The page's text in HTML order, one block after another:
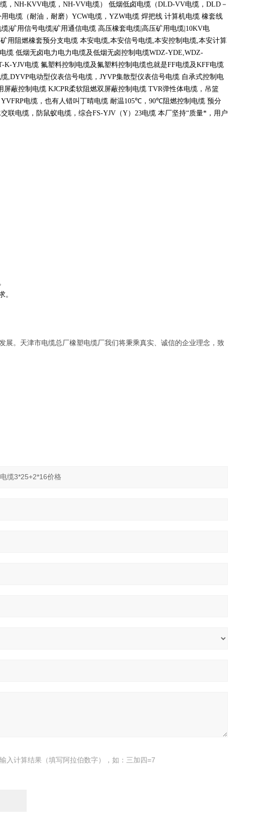
， NH-KVV电缆， NH-VV电缆） 低烟低卤电缆（DLD-VV电缆， DLD －
电缆（耐油，耐磨） YCW电缆， YZW电缆 焊把线 计算机电缆 橡套线
缆 矿用信号电缆 矿用通信电缆 高压橡套电缆 高压矿用电缆 |10KV电
用阻燃橡套预分支电缆 本安电缆,本安信号电缆,本安控制电缆,本安计算
缆 低烟无卤电力电力电缆及低烟无卤控制电缆WDZ-YDE,WDZ-
K-YJV电缆 氟塑料控制电缆及氟塑料控制电缆也就是FF电缆及KFF电缆
,DYVP电动型仪表信号电缆， JYVP集散型仪表信号电缆 自承式控制电
屏蔽控制电缆 KJCPR柔软阻燃双屏蔽控制电缆 TVR弹性体电缆，吊篮
YVFRP电缆，也有人错叫丁晴电缆 耐温105℃ ，90℃阻燃控制电缆 预分
联电缆，防鼠蚁电缆，综合FS-YJV （Y） 23电缆 本厂坚持“质量*，用户
。
。天津市电缆总厂橡塑电缆厂我们将秉乘真实、诚信的企业理念，致
入计算结果（填写阿拉伯数字），如：三加四=7